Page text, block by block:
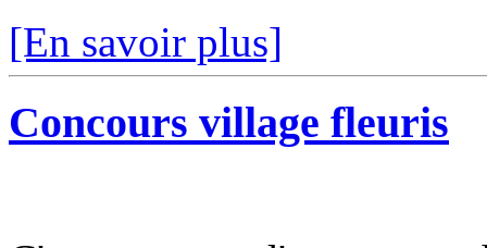
[En savoir plus]
Concours village fleuris